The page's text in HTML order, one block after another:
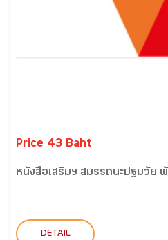
Price 43 Baht
หนังสือเสริมฯ สมรรถนะปฐมวัย
DETAIL